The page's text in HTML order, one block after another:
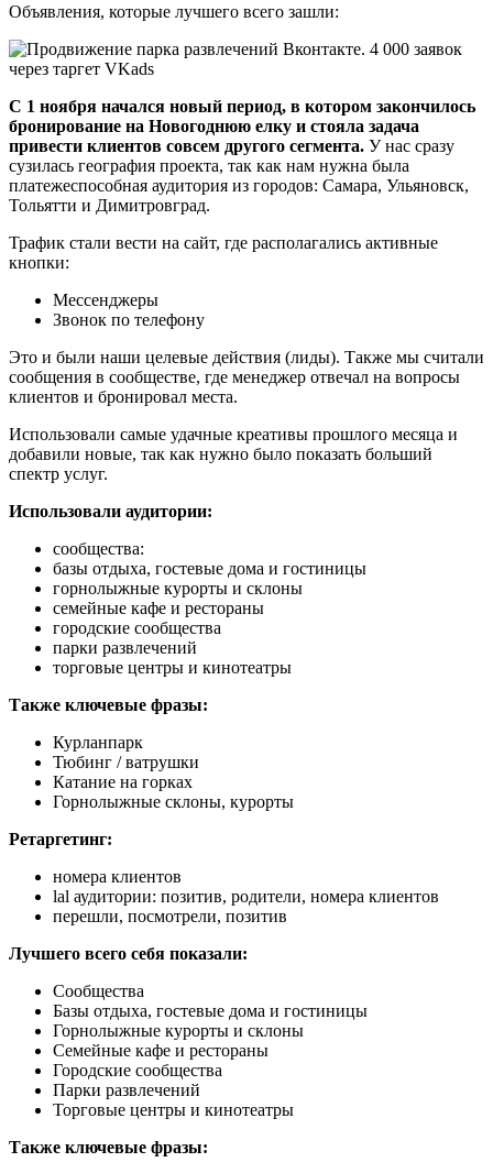
Объявления, которые лучшего всего зашли:
С 1 ноября начался новый период, в котором закончилось
бронирование на Новогоднюю елку и стояла задача
привести клиентов совсем другого сегмента. У нас сразу
сузилась география проекта, так как нам нужна была
платежеспособная аудитория из городов: Самара, Ульяновск,
Тольятти и Димитровград.
Трафик стали вести на сайт, где располагались активные
кнопки:
Мессенджеры
Звонок по телефону
Это и были наши целевые действия (лиды). Также мы считали
сообщения в сообществе, где менеджер отвечал на вопросы
клиентов и бронировал места.
Использовали самые удачные креативы прошлого месяца и
добавили новые, так как нужно было показать больший
спектр услуг.
Использовали аудитории:
сообщества:
базы отдыха, гостевые дома и гостиницы
горнолыжные курорты и склоны
семейные кафе и рестораны
городские сообщества
парки развлечений
торговые центры и кинотеатры
Также ключевые фразы:
Курланпарк
Тюбинг / ватрушки
Катание на горках
Горнолыжные склоны, курорты
Ретаргетинг:
номера клиентов
lal аудитории: позитив, родители, номера клиентов
перешли, посмотрели, позитив
Лучшего всего себя показали:
Сообщества
Базы отдыха, гостевые дома и гостиницы
Горнолыжные курорты и склоны
Семейные кафе и рестораны
Городские сообщества
Парки развлечений
Торговые центры и кинотеатры
Также ключевые фразы: